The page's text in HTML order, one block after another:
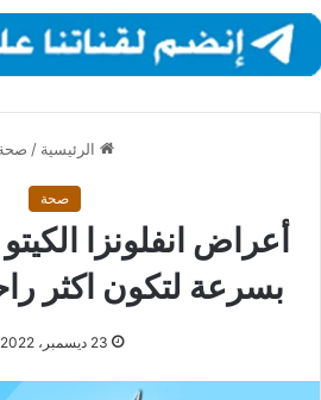
الرئيسية /
صحة
أعراض انفلونزا
بسرعة لتكون اكثر
23 ديسمبر، 2022